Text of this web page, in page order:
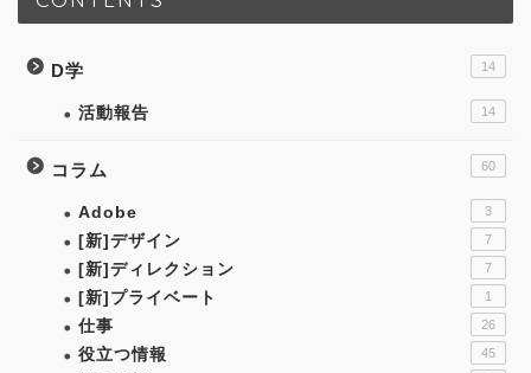
D学 14
活動報告 14
コラム 60
Adobe 3
[新]デザイン 7
[新]ディレクション 7
[新]プライベート 1
仕事 26
役立つ情報 45